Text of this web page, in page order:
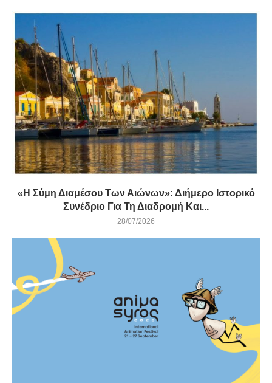
«Η Σύμη Διαμέσου Των Αιώνων»: Διήμερο Ιστορικό
Συνέδριο Για Τη Διαδρομή Και...
28/07/2026